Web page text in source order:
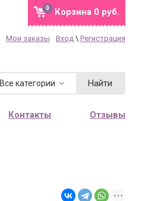
Корзина 0 руб.
0
Мои заказы Вход \ Регистрация
Все категории Найти
Контакты Отзывы